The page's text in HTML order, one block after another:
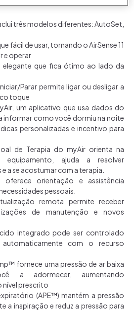
três modelos diferentes: AutoSet,
fácil de usar, tornando o AirSense 11
e operar
elegante que fica ótimo ao lado da
Parar permite ligar ou desligar a
toque
um aplicativo que usa dados do
informar como você dormiu na noite
personalizadas e incentivo para
de Terapia do myAir orienta na
equipamento, ajuda a resolver
a se acostumar com a terapia.
oferece orientação e assistência
pessoais.
remota permite receber
de manutenção e novos
integrado pode ser controlado
automaticamente com o recurso
fornece uma pressão de ar baixa
a adormecer, aumentando
nível prescrito
(APE™) mantém a pressão
a inspiração e reduz a pressão para